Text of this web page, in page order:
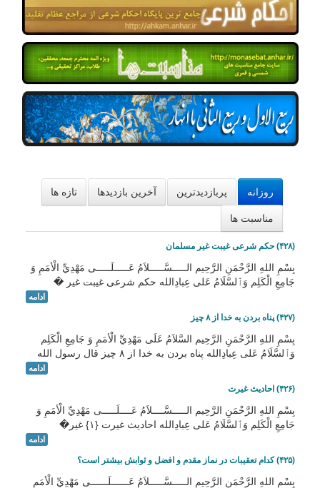
امکانات
سایر
کاربر میهمان
روزانه پربازدیدترین آخرین بازدیدها تازه ها
مناسبت ها
بِسْمِ اللهِ الرَّحْمَنِ الرَّحِيم الـــــسَّـــــلاَمُ عَـــــلَـــــى مَهْدِيِّ الْأمَمِ وَ
جَامِعِ الْكَلِم وَٱلسَّلَامُ عَلی عِبادِالله حکم شرعی غیبت غیر �
ادامه
بِسْمِ اللهِ الرَّحْمَنِ الرَّحِيم السَّلاَمُ عَلَى مَهْدِيِّ الْأمَمِ وَ جَامِعِ الْكَلِم
وَٱلسَّلَامُ عَلی عِبادِالله پناه بردن به خدا از ۸ چیز قال رسول الله
ادامه
بِسْمِ اللهِ الرَّحْمَنِ الرَّحِيم الـــــسَّــــلاَمُ عَــــلَـــــى مَهْدِيِّ الْأمَمِ وَ
جَامِعِ الْكَلِم وَٱلسَّلَامُ عَلی عِبادِالله احادیث غیرت {۱} غیر�
ادامه
بِسْمِ اللهِ الرَّحْمَنِ الرَّحِيم الـــــسَّـــــلاَمُ عَــــــلَــــــى مَهْدِيِّ الْأمَمِ